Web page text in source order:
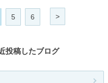
5 6 >
投稿したブログ